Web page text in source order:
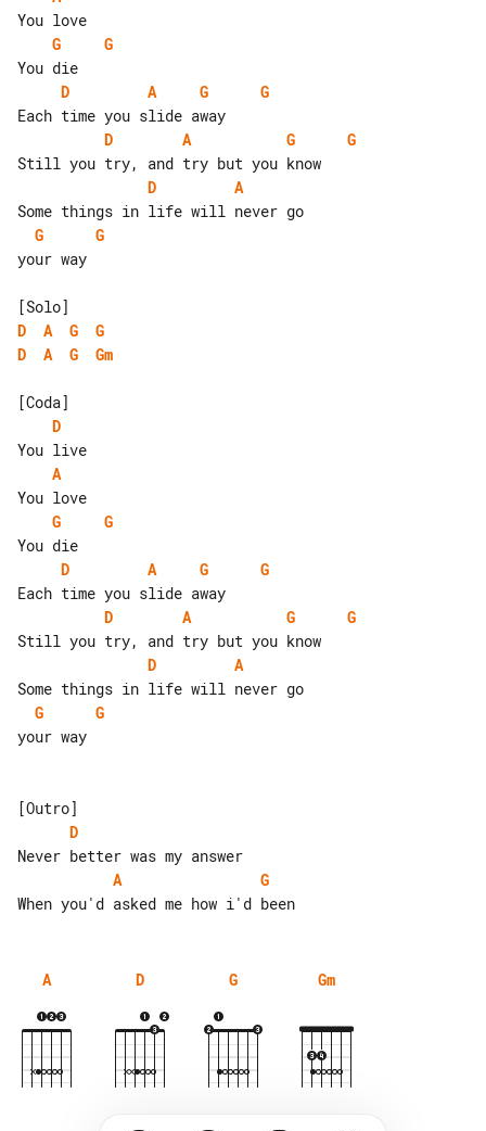
G
G
D
A G
G
D
A G
G
D
A
G
G
your way
D
A G
G
D
A G Gm
D
A
G
G
D
A G
G
D
A G
G
D
A
G
G
your way
D
A
G
A D G Gm